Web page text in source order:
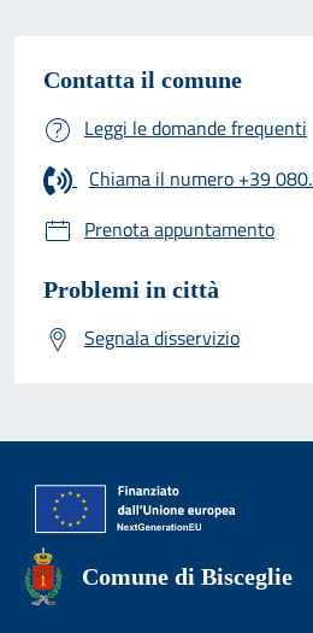
Contatta il comune
Leggi le domande frequenti
Chiama il numero +39
Prenota appuntamento
Problemi in città
Segnala disservizio
Comune di Bisceglie